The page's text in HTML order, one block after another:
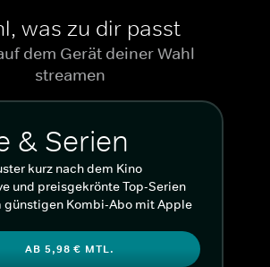
was zu dir passt
dem Gerät deiner Wahl
streamen
& Serien
kurz nach dem Kino
und preisgekrönte Top-Serien
günstigen Kombi-Abo mit Apple
AB 5,98 € MTL.